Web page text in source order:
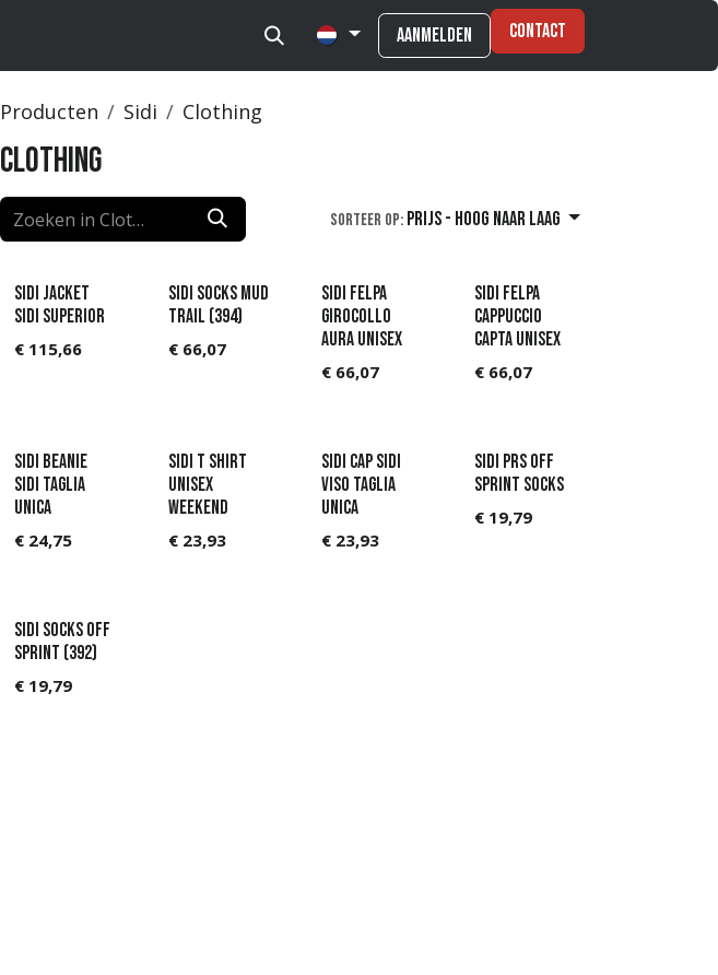
Aanmelden Contact
Producten Sidi Clothing
Clothing
Sorteer op: Prijs - hoog naar laag
SIDI JACKET
SIDI SUPERIOR
€ 115,66
Sidi Socks Mud
Trail (394)
€ 66,07
SIDI FELPA
GIROCOLLO
AURA UNISEX
€ 66,07
SIDI FELPA
CAPPUCCIO
CAPTA UNISEX
€ 66,07
SIDI BEANIE
SIDI TAGLIA
UNICA
€ 24,75
SIDI T SHIRT
UNISEX
WEEKEND
€ 23,93
SIDI CAP SIDI
VISO TAGLIA
UNICA
€ 23,93
Sidi PRS Off
Sprint SOCKS
€ 19,79
Sidi Socks Off
Sprint (392)
€ 19,79